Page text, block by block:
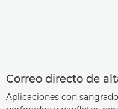
Correo directo de
Aplicaciones con